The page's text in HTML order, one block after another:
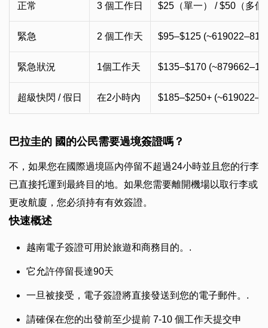
正常 3 個工作日 $25（單一） / $50（多個
緊急 2 個工作天 $95–$125
緊急狀況 1個工作天 $135–$170
超級快閃 / 假日 在2小時內 $185–$250+
巴拉圭的 國的公民需要過境簽證嗎？
不，如果您在國際過境區內停留不超過24小時並且您的行李
已直接托運到最終目的地。如果您需要離開機場以取行李或
更改航廈，您必須持有有效簽證。
快速概述
越南電子簽證可用於旅遊和商務目的。.
它允許停留長達90天
一旦被接受，電子簽證將直接發送到您的電子郵件。.
請確保在您的出發前至少提前 7-10 個工作天提交申